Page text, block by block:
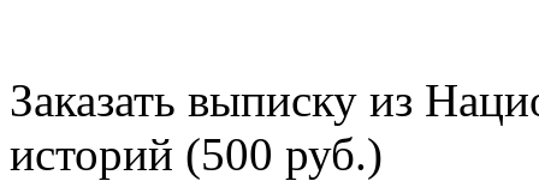
Заказать выписку из
историй (500 руб.)